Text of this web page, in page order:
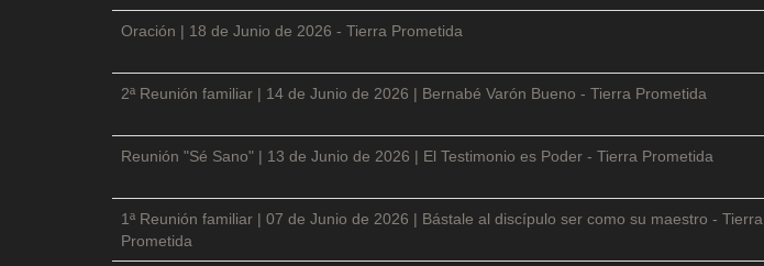
Oración | 18 de Junio de 2026 - Tierra Prometida
2ª Reunión familiar | 14 de Junio de 2026 | Bernabé Varón Bueno - Tierra Prometida
Reunión "Sé Sano" | 13 de Junio de 2026 | El Testimonio es Poder - Tierra Prometida
1ª Reunión familiar | 07 de Junio de 2026 | Bástale al discípulo ser como su maestro - Tierra
Prometida